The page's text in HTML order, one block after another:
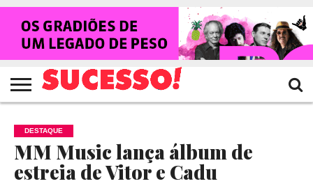
HOME
NOTÍCIAS
SHOWS
ENTREVISTAS
CLIQUES
RANKING
CROWLEY
TV
SUCESSO!
REVISTA
SUCESSO!
DESTAQUE
MM Music lança álbum de
estreia de Vitor e Cadu